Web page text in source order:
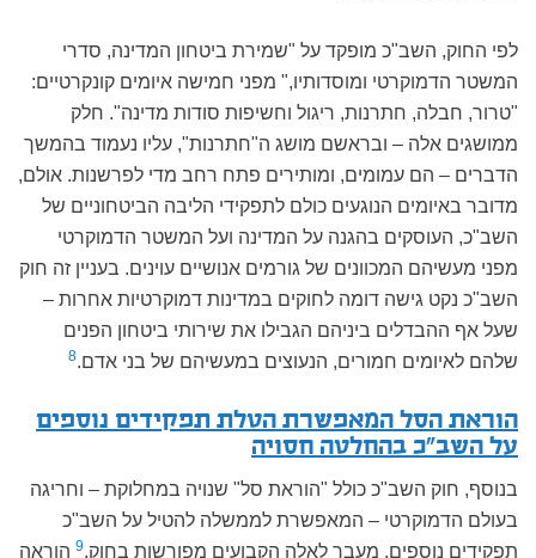
לפי החוק, השב"כ מופקד על "שמירת ביטחון המדינה, סדרי
המשטר הדמוקרטי ומוסדותיו," מפני חמישה איומים קונקרטיים:
"טרור, חבלה, חתרנות, ריגול וחשיפות סודות מדינה". חלק
ממושגים אלה – ובראשם מושג ה"חתרנות", עליו נעמוד בהמשך
הדברים – הם עמומים, ומותירים פתח רחב מדי לפרשנות. אולם,
מדובר באיומים הנוגעים כולם לתפקידי הליבה הביטחוניים של
השב"כ, העוסקים בהגנה על המדינה ועל המשטר הדמוקרטי
מפני מעשיהם המכוונים של גורמים אנושיים עוינים. בעניין זה חוק
השב"כ נקט גישה דומה לחוקים במדינות דמוקרטיות אחרות –
שעל אף ההבדלים ביניהם הגבילו את שירותי ביטחון הפנים
שלהם לאיומים חמורים, הנעוצים במעשיהם של בני אדם.8
הוראת הסל המאפשרת הטלת תפקידים נוספים
על השב"כ בהחלטה חסויה
בנוסף, חוק השב"כ כולל "הוראת סל" שנויה במחלוקת – וחריגה
בעולם הדמוקרטי – המאפשרת לממשלה להטיל על השב"כ
תפקידים נוספים, מעבר לאלה הקבועים מפורשות בחוק.9 הוראה